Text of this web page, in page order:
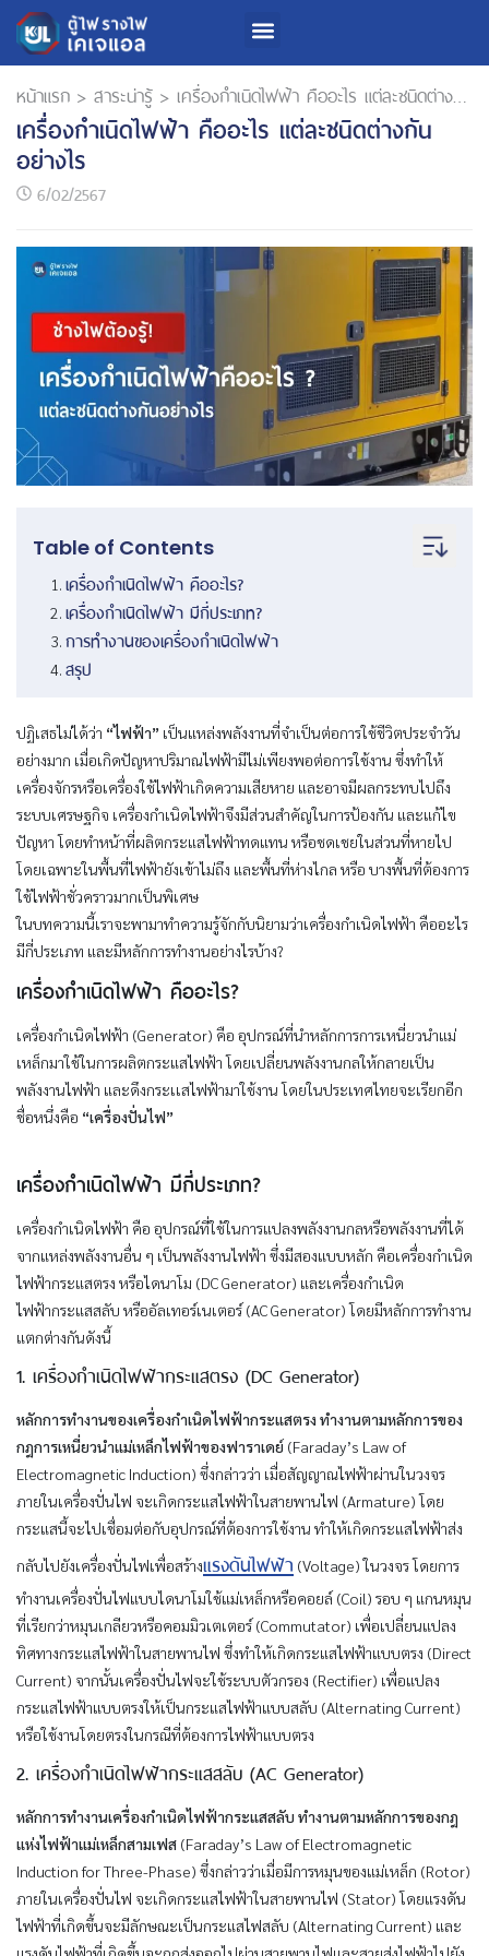
หน้าแรก > สาระน่ารู้ > เครื่องกำเนิดไฟฟ้า คืออะไร แต่ละชนิดต่างกันอย่างไร
เครื่องกำเนิดไฟฟ้า คืออะไร แต่ละชนิดต่างกัน
อย่างไร
6/02/2567
Table of Contents
เครื่องกำเนิดไฟฟ้า คืออะไร?
เครื่องกำเนิดไฟฟ้า มีกี่ประเภท?
การทำงานของเครื่องกำเนิดไฟฟ้า
สรุป
ปฏิเสธไม่ได้ว่า “ไฟฟ้า” เป็นแหล่งพลังงานที่จำเป็นต่อการใช้ชีวิตประจำวัน
อย่างมาก เมื่อเกิดปัญหาปริมาณไฟฟ้ามีไม่เพียงพอต่อการใช้งาน ซึ่งทำให้
เครื่องจักรหรือเครื่องใช้ไฟฟ้าเกิดความเสียหาย และอาจมีผลกระทบไปถึง
ระบบเศรษฐกิจ เครื่องกำเนิดไฟฟ้าจึงมีส่วนสำคัญในการป้องกัน และแก้ไข
ปัญหา โดยทำหน้าที่ผลิตกระแสไฟฟ้าทดแทน หรือชดเชยในส่วนที่หายไป
โดยเฉพาะในพื้นที่ไฟฟ้ายังเข้าไม่ถึง และพื้นที่ห่างไกล หรือ บางพื้นที่ต้องการ
ใช้ไฟฟ้าชั่วคราวมากเป็นพิเศษ
ในบทความนี้เราจะพามาทำความรู้จักกับนิยามว่าเครื่องกำเนิดไฟฟ้า คืออะไร
มีกี่ประเภท และมีหลักการทำงานอย่างไรบ้าง?
เครื่องกำเนิดไฟฟ้า คืออะไร?
เครื่องกำเนิดไฟฟ้า (Generator) คือ อุปกรณ์ที่นำหลักการการเหนี่ยวนำแม่
เหล็กมาใช้ในการผลิตกระแสไฟฟ้า โดยเปลี่ยนพลังงานกลให้กลายเป็น
พลังงานไฟฟ้า และดึงกระเเสไฟฟ้ามาใช้งาน โดยในประเทศไทยจะเรียกอีก
ชื่อหนึ่งคือ “เครื่องปั่นไฟ”
เครื่องกำเนิดไฟฟ้า มีกี่ประเภท?
เครื่องกำเนิดไฟฟ้า คือ อุปกรณ์ที่ใช้ในการแปลงพลังงานกลหรือพลังงานที่ได้
จากแหล่งพลังงานอื่น ๆ เป็นพลังงานไฟฟ้า ซึ่งมีสองแบบหลัก คือเครื่องกำเนิด
ไฟฟ้ากระแสตรง หรือไดนาโม (DC Generator) และเครื่องกำเนิด
ไฟฟ้ากระแสสลับ หรืออัลเทอร์เนเตอร์ (AC Generator) โดยมีหลักการทำงาน
แตกต่างกันดังนี้
1. เครื่องกำเนิดไฟฟ้ากระแสตรง (DC Generator)
หลักการทำงานของเครื่องกำเนิดไฟฟ้ากระแสตรง ทำงานตามหลักการของ
กฎการเหนี่ยวนำแม่เหล็กไฟฟ้าของฟาราเดย์ (Faraday’s Law of
Electromagnetic Induction) ซึ่งกล่าวว่า เมื่อสัญญาณไฟฟ้าผ่านในวงจร
ภายในเครื่องปั่นไฟ จะเกิดกระแสไฟฟ้าในสายพานไฟ (Armature) โดย
กระแสนี้จะไปเชื่อมต่อกับอุปกรณ์ที่ต้องการใช้งาน ทำให้เกิดกระแสไฟฟ้าส่ง
กลับไปยังเครื่องปั่นไฟเพื่อสร้างแรงดันไฟฟ้า (Voltage) ในวงจร โดยการ
ทำงานเครื่องปั่นไฟแบบไดนาโมใช้แม่เหล็กหรือคอยล์ (Coil) รอบ ๆ แกนหมุน
ที่เรียกว่าหมุนเกลียวหรือคอมมิวเตเตอร์ (Commutator) เพื่อเปลี่ยนแปลง
ทิศทางกระแสไฟฟ้าในสายพานไฟ ซึ่งทำให้เกิดกระแสไฟฟ้าแบบตรง (Direct
Current) จากนั้นเครื่องปั่นไฟจะใช้ระบบตัวกรอง (Rectifier) เพื่อแปลง
กระแสไฟฟ้าแบบตรงให้เป็นกระแสไฟฟ้าแบบสลับ (Alternating Current)
หรือใช้งานโดยตรงในกรณีที่ต้องการไฟฟ้าแบบตรง
2. เครื่องกำเนิดไฟฟ้ากระแสสลับ (AC Generator)
หลักการทำงานเครื่องกำเนิดไฟฟ้ากระแสสลับ ทำงานตามหลักการของกฎ
แห่งไฟฟ้าแม่เหล็กสามเฟส (Faraday’s Law of Electromagnetic
Induction for Three-Phase) ซึ่งกล่าวว่าเมื่อมีการหมุนของแม่เหล็ก (Rotor)
ภายในเครื่องปั่นไฟ จะเกิดกระแสไฟฟ้าในสายพานไฟ (Stator) โดยแรงดัน
ไฟฟ้าที่เกิดขึ้นจะมีลักษณะเป็นกระแสไฟสลับ (Alternating Current) และ